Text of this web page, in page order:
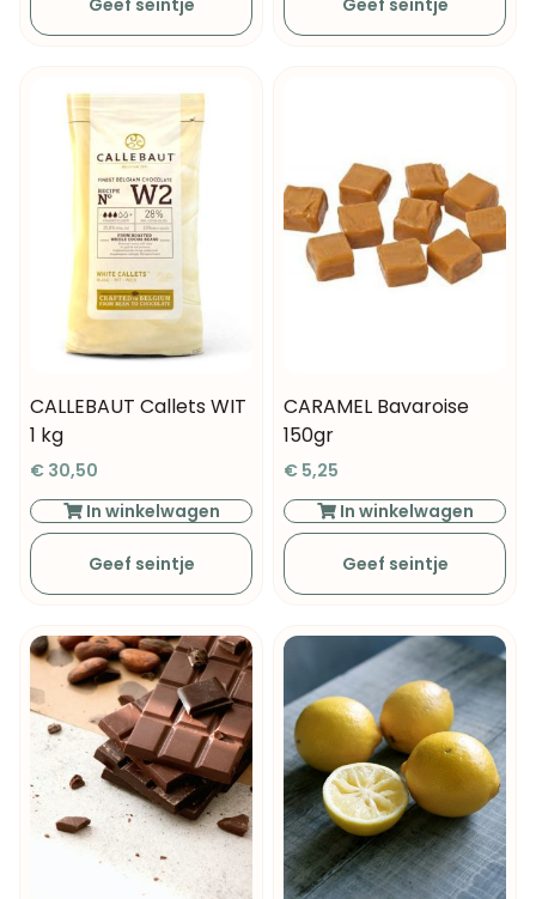
Geef seintje Geef seintje
CALLEBAUT Callets WIT
1 kg
€ 30,50
In winkelwagen
Geef seintje
CARAMEL Bavaroise
150gr
€ 5,25
In winkelwagen
Geef seintje